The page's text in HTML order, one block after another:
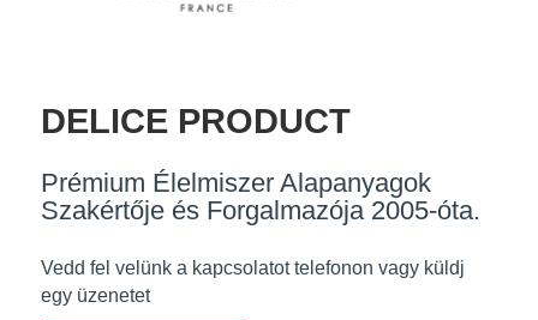
DELICE PRODUCT
Prémium Élelmiszer Alapanyagok
Szakértője és Forgalmazója 2005-óta.
Vedd fel velünk a kapcsolatot telefonon vagy küldj
egy üzenetet